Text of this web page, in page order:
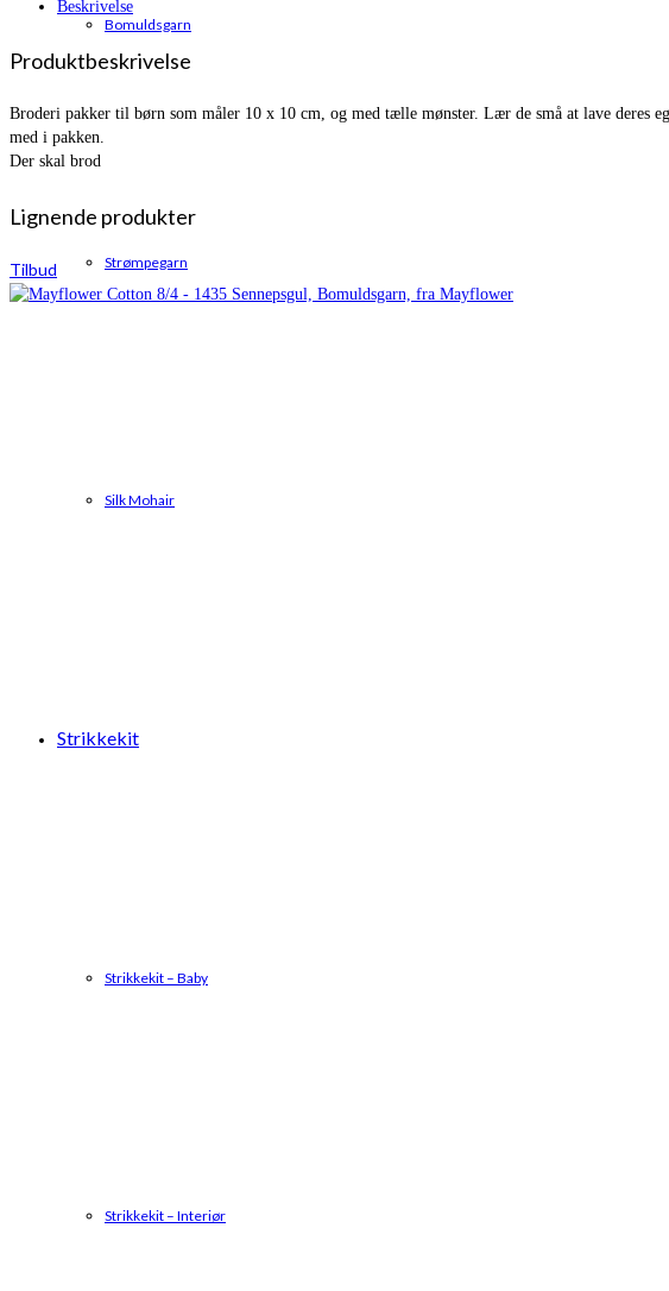
Bomuldsgarn
Strømpegarn
Silk Mohair
Strikkekit
Strikkekit – Baby
Strikkekit – Interiør
Beskrivelse
Produktbeskrivelse
Broderi pakker til børn som måler 10 x 10 cm, og med tælle mønster. Lær de små at lave deres
med i pakken.
Der skal brod
Lignende produkter
Tilbud